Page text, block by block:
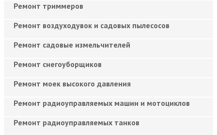
Ремонт триммеров
Ремонт воздуходувок и садовых пылесосов
Ремонт садовые измельчителей
Ремонт снегоуборщиков
Ремонт моек высокого давления
Ремонт радиоуправляемых машин и мотоциклов
Ремонт радиоуправляемых танков